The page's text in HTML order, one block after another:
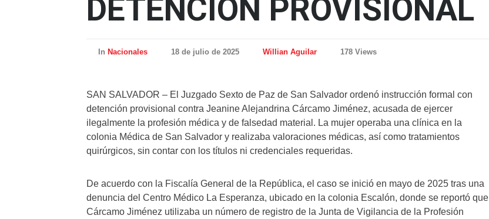
DETENCIÓN PROVISIONAL
In Nacionales 18 de julio de 2025 Willian Aguilar 178 Views
SAN SALVADOR – El Juzgado Sexto de Paz de San Salvador ordenó instrucción formal con
detención provisional contra Jeanine Alejandrina Cárcamo Jiménez, acusada de ejercer
ilegalmente la profesión médica y de falsedad material. La mujer operaba una clínica en la
colonia Médica de San Salvador y realizaba valoraciones médicas, así como tratamientos
quirúrgicos, sin contar con los títulos ni credenciales requeridas.
De acuerdo con la Fiscalía General de la República, el caso se inició en mayo de 2025 tras una
denuncia del Centro Médico La Esperanza, ubicado en la colonia Escalón, donde se reportó que
Cárcamo Jiménez utilizaba un número de registro de la Junta de Vigilancia de la Profesión